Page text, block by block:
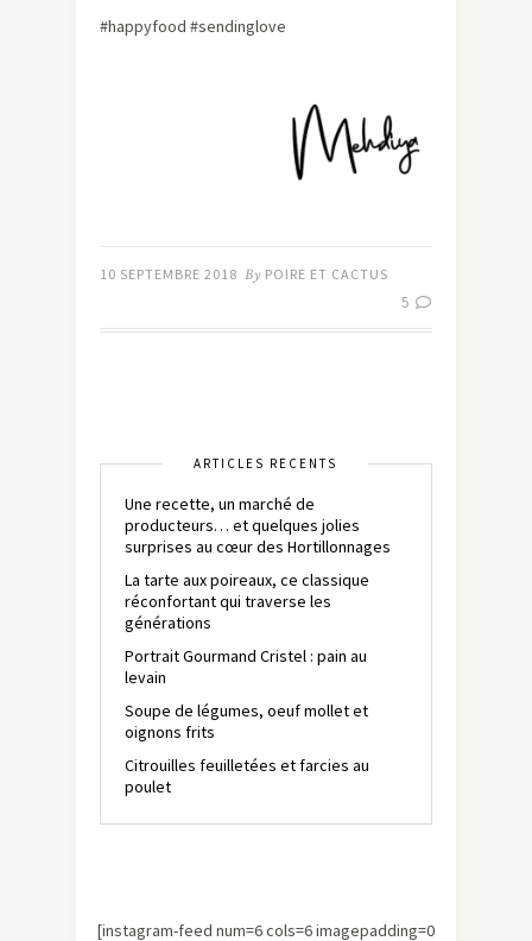
#happyfood #sendinglove
10 SEPTEMBRE 2018 By POIRE ET CACTUS
5
ARTICLES RÉCENTS
Une recette, un marché de
producteurs… et quelques jolies
surprises au cœur des Hortillonnages
La tarte aux poireaux, ce classique
réconfortant qui traverse les
générations
Portrait Gourmand Cristel : pain au
levain
Soupe de légumes, oeuf mollet et
oignons frits
Citrouilles feuilletées et farcies au
poulet
[instagram-feed num=6 cols=6 imagepadding=0